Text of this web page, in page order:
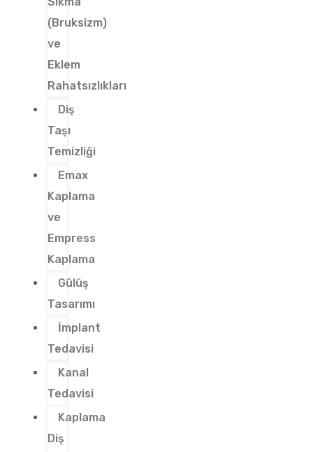
(Bruksizm)
ve
Eklem
Rahatsızlıkları
Diş
Taşı
Temizliği
Emax
Kaplama
ve
Empress
Kaplama
Gülüş
Tasarımı
İmplant
Tedavisi
Kanal
Tedavisi
Kaplama
Diş